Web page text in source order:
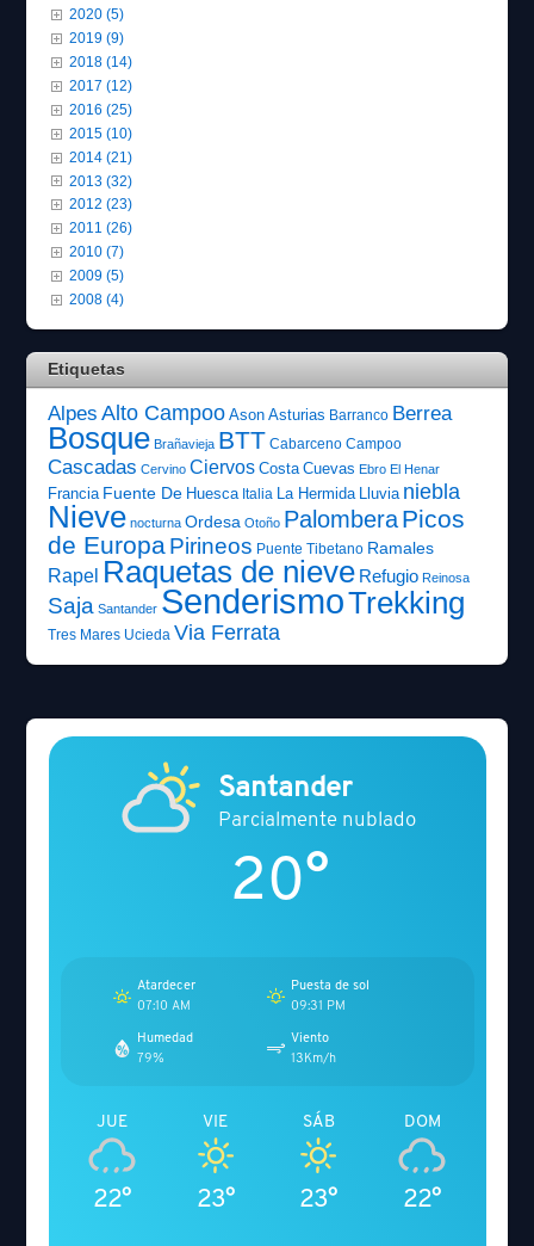
2020 (5)
2019 (9)
2018 (14)
2017 (12)
2016 (25)
2015 (10)
2014 (21)
2013 (32)
2012 (23)
2011 (26)
2010 (7)
2009 (5)
2008 (4)
Etiquetas
Alpes Alto Campoo Ason Asturias Barranco Berrea
Bosque Brañavieja BTT Cabarceno Campoo
Cascadas Cervino Ciervos Costa Cuevas Ebro El Henar
Francia Fuente De Huesca Italia La Hermida Lluvia niebla
Nieve nocturna Ordesa Otoño PalomberaPicos
de EuropaPirineos Puente Tibetano Ramales
Rapel Raquetas de nieve Refugio Reinosa
Saja Santander SenderismoTrekking
Tres Mares Ucieda Via Ferrata
Santander
Parcialmente nublado
20°
Atardecer
07:10 AM
Puesta de sol
09:31 PM
Humedad
79%
Viento
13Km/h
JUE
22°
VIE
23°
SÁB
23°
DOM
22°